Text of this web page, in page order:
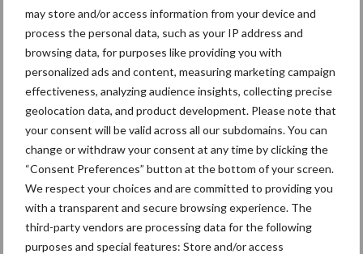
may store and/or access information from your device and
process the personal data, such as your IP address and
browsing data, for purposes like providing you with
personalized ads and content, measuring marketing campaign
effectiveness, analyzing audience insights, collecting precise
geolocation data, and product development. Please note that
your consent will be valid across all our subdomains. You can
change or withdraw your consent at any time by clicking the
“Consent Preferences” button at the bottom of your screen.
We respect your choices and are committed to providing you
with a transparent and secure browsing experience. The
third-party vendors are processing data for the following
purposes and special features: Store and/or access
Aanbevolen voor jou! Lees meer
aanbestedingen & contracten
Stof Schoonmaak: unieke
samenwerking tussen
Effektief en B2-Cleaning
Soap aanbesteding door
Pijnacker-Nootdorp duurt
voort